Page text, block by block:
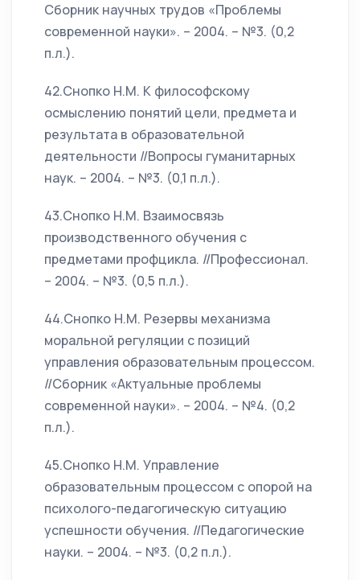
Сборник научных трудов «Проблемы
современной науки». – 2004. – №3. (0,2
п.л.).
42.Снопко Н.М. К философскому
осмыслению понятий цели, предмета и
результата в образовательной
деятельности //Вопросы гуманитарных
наук. – 2004. – №3. (0,1 п.л.).
43.Снопко Н.М. Взаимосвязь
производственного обучения с
предметами профцикла. //Профессионал.
– 2004. – №3. (0,5 п.л.).
44.Снопко Н.М. Резервы механизма
моральной регуляции с позиций
управления образовательным процессом.
//Сборник «Актуальные проблемы
современной науки». – 2004. – №4. (0,2
п.л.).
45.Снопко Н.М. Управление
образовательным процессом с опорой на
психолого-педагогическую ситуацию
успешности обучения. //Педагогические
науки. – 2004. – №3. (0,2 п.л.).